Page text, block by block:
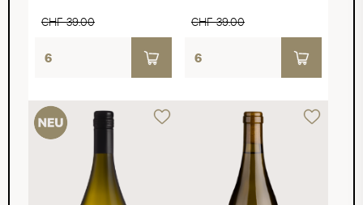
CHF 39.00 CHF 39.00